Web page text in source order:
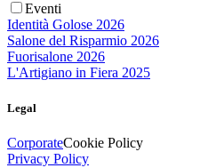
Eventi
Identità Golose 2026
Salone del Risparmio 2026
Fuorisalone 2026
L'Artigiano in Fiera 2025
Legal
CorporateCookie Policy
Privacy Policy